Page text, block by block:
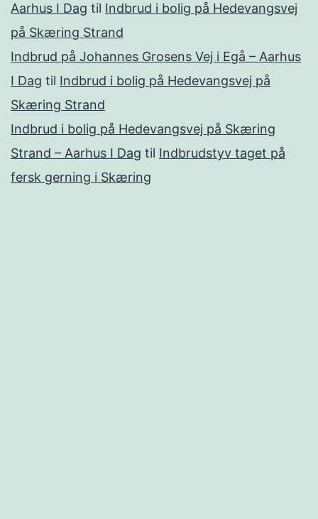
Aarhus I Dag til Indbrud i bolig på Hedevangsvej
på Skæring Strand
Indbrud på Johannes Grosens Vej i Egå – Aarhus
I Dag til Indbrud i bolig på Hedevangsvej på
Skæring Strand
Indbrud i bolig på Hedevangsvej på Skæring
Strand – Aarhus I Dag til Indbrudstyv taget på
fersk gerning i Skæring